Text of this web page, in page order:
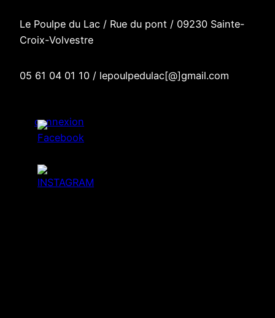
Le Poulpe du Lac / Rue du pont / 09230 Sainte-
Croix-Volvestre
05 61 04 01 10 / lepoulpedulac[@]gmail.com
connexion